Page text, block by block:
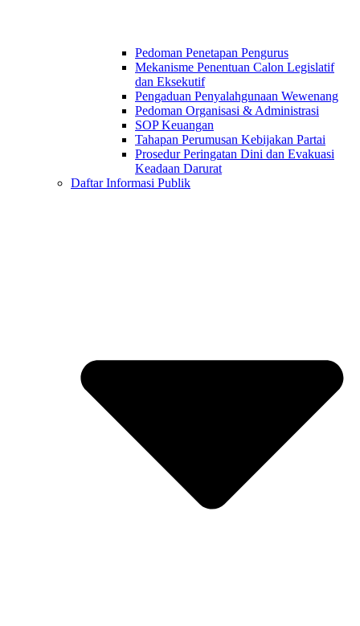
Pedoman Penetapan Pengurus
Mekanisme Penentuan Calon Legislatif
dan Eksekutif
Pengaduan Penyalahgunaan Wewenang
Pedoman Organisasi & Administrasi
SOP Keuangan
Tahapan Perumusan Kebijakan Partai
Prosedur Peringatan Dini dan Evakuasi
Keadaan Darurat
Daftar Informasi Publik